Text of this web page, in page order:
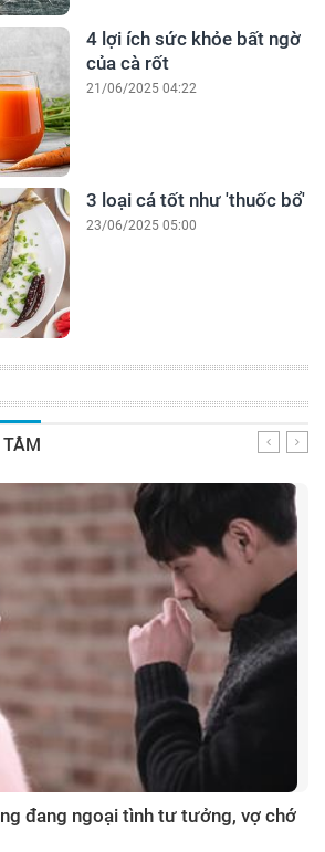
4 lợi ích sức khỏe bất ngờ
của cà rốt
21/06/2025 04:22
3 loại cá tốt như 'thuốc bổ'
23/06/2025 05:00
TÂM
đang ngoại tình tư tưởng, vợ chớ